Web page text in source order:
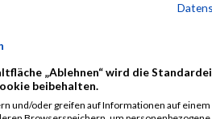
Bonava
-
Gützlaff
0000
Deutschland
GmbH
„Ablehnen“ wird die
beibehalten.
und/oder greifen auf Informationen auf einem